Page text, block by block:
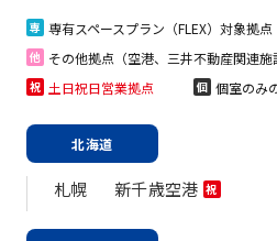
専 専有スペースプラン（FLEX）対象拠点
他 その他拠点（空港、三井不動産関連施
祝 土日祝日営業拠点 個 個室のみ
北海道
札幌 新千歳空港 祝